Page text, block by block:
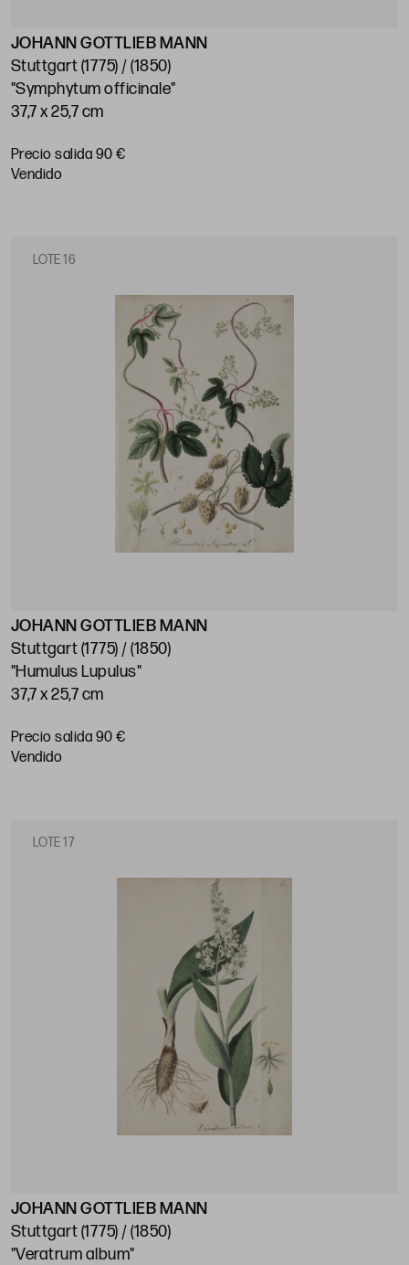
JOHANN GOTTLIEB MANN
Stuttgart (1775) / (1850)
"Symphytum officinale"
37,7 x 25,7 cm
Precio salida 90 €
vendido
LOTE 16
JOHANN GOTTLIEB MANN
Stuttgart (1775) / (1850)
"Humulus Lupulus"
37,7 x 25,7 cm
Precio salida 90 €
vendido
LOTE 17
JOHANN GOTTLIEB MANN
Stuttgart (1775) / (1850)
"Veratrum album"